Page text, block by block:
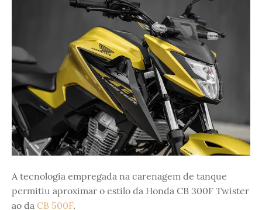
A tecnologia empregada na carenagem de tanque
permitiu aproximar o estilo da Honda CB 300F Twister
ao da CB 500F.